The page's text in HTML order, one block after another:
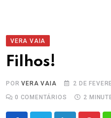
VERA VAIA
Filhos!
PORVERA VAIA
2 DE
0 COMENTÁRIOS 2